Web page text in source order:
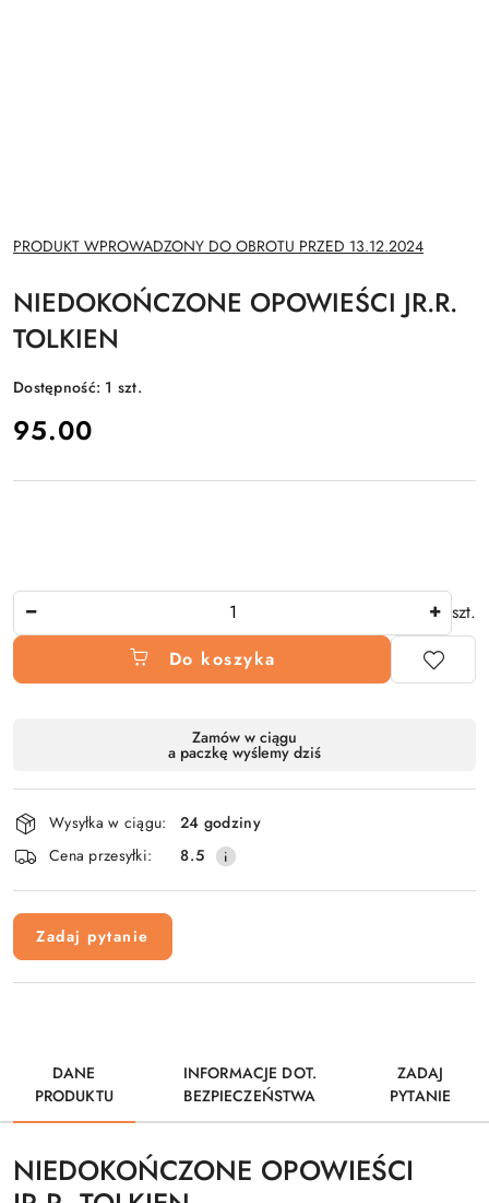
NAZWA
PRODUCENTA:
PRODUKT WPROWADZONY DO OBROTU PRZED 13.12.2024
NIEDOKOŃCZONE OPOWIEŚCI JR.R.
TOLKIEN
Dostępność: 1 szt.
cena:
95.00
szt.
Do koszyka
dostawa
Zamów w ciągu
a paczkę wyślemy dziś
Wysyłka w ciągu:
24 godziny
Cena przesyłki:
8.5
Zadaj pytanie
DANE
PRODUKTU
INFORMACJE DOT.
BEZPIECZEŃSTWA
ZADAJ
PYTANIE
NIEDOKOŃCZONE OPOWIEŚCI